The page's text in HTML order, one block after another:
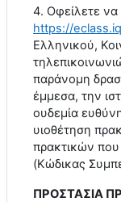
4. Οφείλετε
https://eclass.
Ελληνικού,
παράνομη
έμμεσα, την
ουδεμία
υιοθέτηση
πρακτικών που
(Κώδικας
ΠΡΟΣΤΑΣΙΑ